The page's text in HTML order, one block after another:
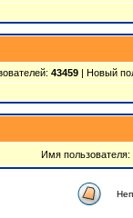
43459 | Новый
Имя пользователя: